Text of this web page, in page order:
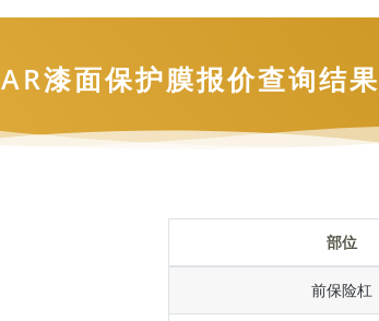
漆面保护膜报价查询结果
部位
前保险杠